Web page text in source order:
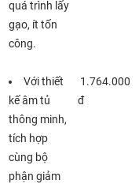
quá trình lấy
gạo, ít tốn
công.
Với thiết
kế âm tủ
thông minh,
tích hợp
cùng bộ
phận giảm
1.764.000
đ